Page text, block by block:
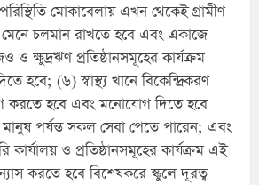
মোকাবেলায় এখন থেকেই গ্রামীণ
মেনে চলমান রাখতে হবে এবং একাজে
ও ক্ষুদ্রঋণ প্রতিষ্ঠানসমূহের কার্যক্রম
হবে; (৬) স্বাস্থ্য খানে বিকেন্দ্রিকরণ
করতে হবে এবং মনোযোগ দিতে হবে
মানুষ পর্যন্ত সকল সেবা পেতে পারেন; এবং
কার্যালয় ও প্রতিষ্ঠানসমূহের কার্যক্রম এই
করতে হবে বিশেষকরে স্কুলে দূরত্ব